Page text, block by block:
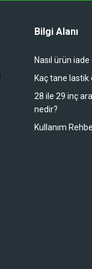
Bilgi Alanı
Nasıl ürün
Kaç tane lastik
28 ile 29 inç
nedir?
Kullanım